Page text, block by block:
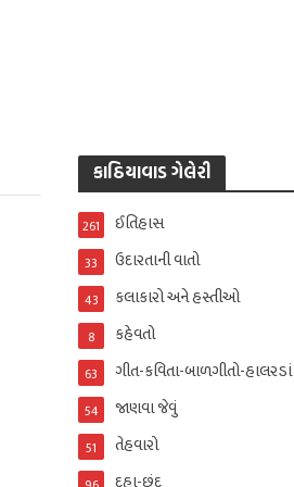
કાઠિયાવાડ ગેલેરી
ઈતિહાસ
261
ઉદારતાની વાતો
33
કલાકારો અને હસ્તીઓ
43
કહેવતો
8
ગીત-કવિતા-બાળગીતો-હાલરડાં
63
જાણવા જેવું
54
તેહવારો
51